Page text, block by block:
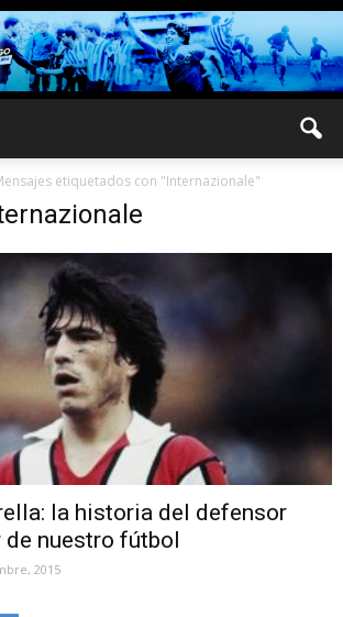
etiquetados con "Internazionale"
la historia del defensor
nuestro fútbol
2015